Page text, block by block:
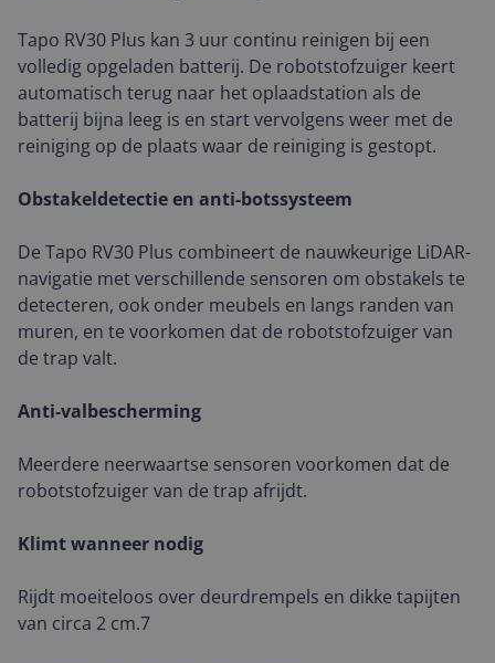
Tapo RV30 Plus kan 3 uur continu reinigen bij een
volledig opgeladen batterij. De robotstofzuiger keert
automatisch terug naar het oplaadstation als de
batterij bijna leeg is en start vervolgens weer met de
reiniging op de plaats waar de reiniging is gestopt.
Obstakeldetectie en anti-botssysteem
De Tapo RV30 Plus combineert de nauwkeurige LiDAR-
navigatie met verschillende sensoren om obstakels te
detecteren, ook onder meubels en langs randen van
muren, en te voorkomen dat de robotstofzuiger van
de trap valt.
Anti-valbescherming
Meerdere neerwaartse sensoren voorkomen dat de
robotstofzuiger van de trap afrijdt.
Klimt wanneer nodig
Rijdt moeiteloos over deurdrempels en dikke tapijten
van circa 2 cm.7